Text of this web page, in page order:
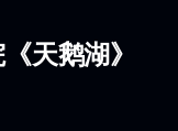
天鹅湖》